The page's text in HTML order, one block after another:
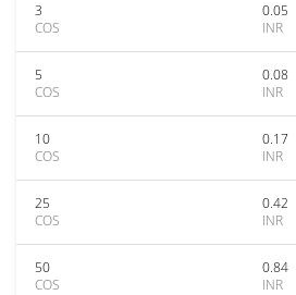
3
COS
0.05
INR
5
COS
0.08
INR
10
COS
0.17
INR
25
COS
0.42
INR
50
COS
0.84
INR